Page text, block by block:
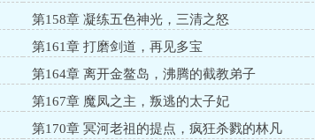
第158章 凝练五色神光，三清之怒
第161章 打磨剑道，再见多宝
第164章 离开金鳌岛，沸腾的截教弟子
第167章 魔凤之主，叛逃的太子妃
第170章 冥河老祖的提点，疯狂杀戮的林凡